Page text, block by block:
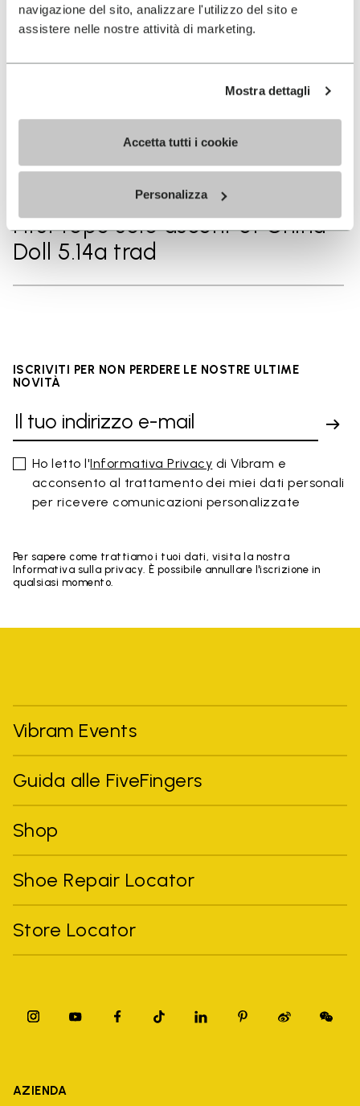
navigazione del sito, analizzare l'utilizzo del sito e
assistere nelle nostre attività di marketing.
Mostra dettagli
Accetta tutti i cookie
Personalizza
Cap in a day
First Ascent of The Best Things
in Life are Free 5.14d trad
First rope solo ascent of China
Doll 5.14a trad
ISCRIVITI PER NON PERDERE LE NOSTRE ULTIME
NOVITÀ
Ho letto l'Informativa Privacy di Vibram e
acconsento al trattamento dei miei dati personali
per ricevere comunicazioni personalizzate
Per sapere come trattiamo i tuoi dati, visita la nostra
Informativa sulla privacy. È possibile annullare l'iscrizione in
qualsiasi momento.
Vibram Events
Guida alle FiveFingers
Shop
Shoe Repair Locator
Store Locator
AZIENDA